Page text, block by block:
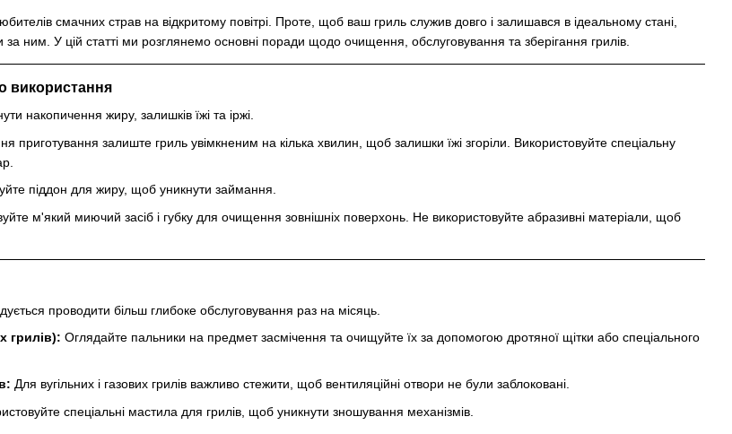
смачних страв на відкритому повітрі. Проте, щоб ваш гриль служив довго і залишався в ідеальному стані,
ним. У цій статті ми розглянемо основні поради щодо очищення, обслуговування та зберігання грилів.
використання
накопичення жиру, залишків їжі та іржі.
приготування залиште гриль увімкненим на кілька хвилин, щоб залишки їжі згоріли. Використовуйте спеціальну
піддон для жиру, щоб уникнути займання.
м'який миючий засіб і губку для очищення зовнішніх поверхонь. Не використовуйте абразивні матеріали, щоб
проводити більш глибоке обслуговування раз на місяць.
грилів): Оглядайте пальники на предмет засмічення та очищуйте їх за допомогою дротяної щітки або спеціального
Для вугільних і газових грилів важливо стежити, щоб вентиляційні отвори не були заблоковані.
спеціальні мастила для грилів, щоб уникнути зношування механізмів.